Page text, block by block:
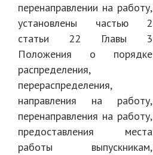
перенаправлении на работу,
установлены частью 2
статьи 22 Главы 3
Положения о порядке
распределения,
перераспределения,
направления на работу,
перенаправления на работу,
предоставления места
работы выпускникам,